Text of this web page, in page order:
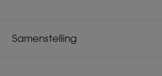
Samenstelling